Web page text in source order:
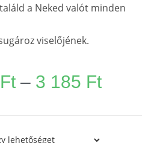
a Neked valót minden
viselőjének.
Ft– 3 185 Ft